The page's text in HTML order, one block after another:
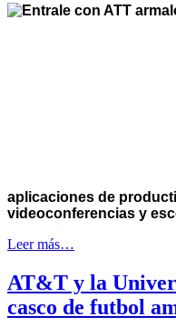
aplicaciones de
videoconferencias y
Leer más…
AT&T y la
casco de futbol